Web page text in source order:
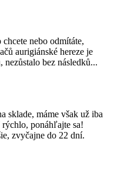
nebo odmítáte,
aurigiánské hereze je
bez následků...
sklade, máme však už iba
ponáhľajte sa!
zvyčajne do 22 dní.